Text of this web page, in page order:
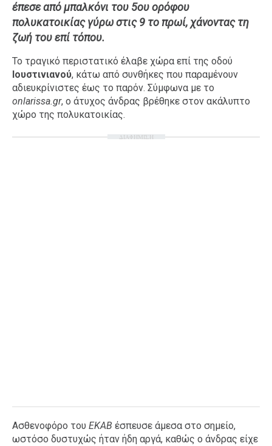
Food
Body+Mind
Ταξίδια
Style
Σπίτι
Σχέσεις
έπεσε από μπαλκόνι του 5ου ορόφου
πολυκατοικίας γύρω στις 9 το πρωί, χάνοντας τη
ζωή του επί τόπου.
Το τραγικό περιστατικό έλαβε χώρα επί της οδού
Ιουστινιανού, κάτω από συνθήκες που παραμένουν
αδιευκρίνιστες έως το παρόν. Σύμφωνα με το
onlarissa.gr, ο άτυχος άνδρας βρέθηκε στον ακάλυπτο
χώρο της πολυκατοικίας.
ΔΙΑΦΗΜΙΣΗ
Ασθενοφόρο του ΕΚΑΒ έσπευσε άμεσα στο σημείο,
ωστόσο δυστυχώς ήταν ήδη αργά, καθώς ο άνδρας είχε